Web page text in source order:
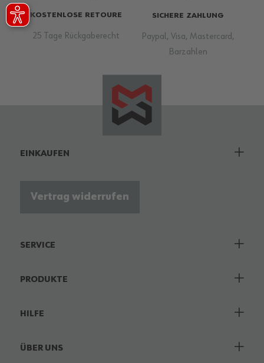
KOSTENLOSE RETOURE
25 Tage Rückgaberecht
SICHERE ZAHLUNG
Paypal, Visa, Mastercard,
Barzahlen
EINKAUFEN
Vertrag widerrufen
SERVICE
PRODUKTE
HILFE
ÜBER UNS